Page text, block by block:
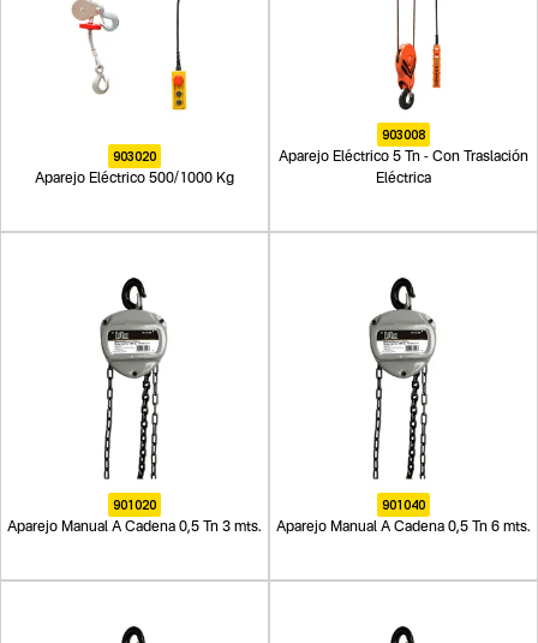
903020
Aparejo Eléctrico 500/1000 Kg
903008
Aparejo Eléctrico 5 Tn - Con Traslación
Eléctrica
901020
Aparejo Manual A Cadena 0,5 Tn 3 mts.
901040
Aparejo Manual A Cadena 0,5 Tn 6 mts.